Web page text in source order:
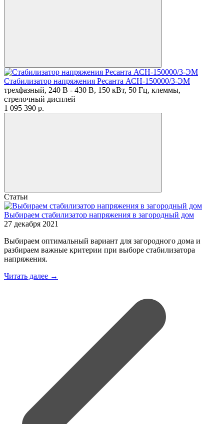
Стабилизатор напряжения Ресанта АСН-150000/3-ЭМ
трехфазный, 240 В - 430 В, 150 кВт, 50 Гц, клеммы,
стрелочный дисплей
1 095 390 p.
Статьи
Выбираем стабилизатор напряжения в загородный дом
27 декабря 2021
Выбираем оптимальный вариант для загородного дома и
разбираем важные критерии при выборе стабилизатора
напряжения.
Читать далее →